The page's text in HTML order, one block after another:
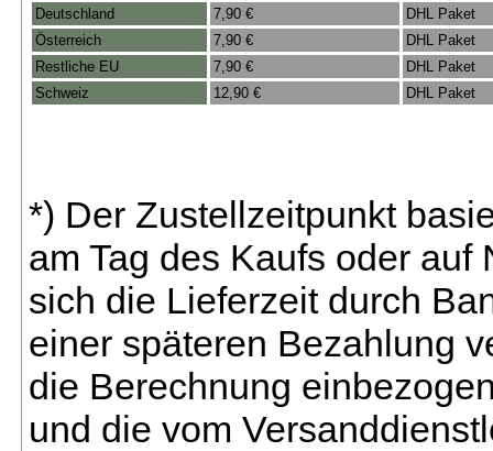
Deutschland
7,90 €
DHL Paket
Österreich
7,90 €
DHL Paket
Restliche EU
7,90 €
DHL Paket
Schweiz
12,90 € DHL Paket
*) Der Zustellzeitpunkt
am Tag des Kaufs oder
sich die Lieferzeit durch
einer späteren Bezahlung
die Berechnung
und die vom